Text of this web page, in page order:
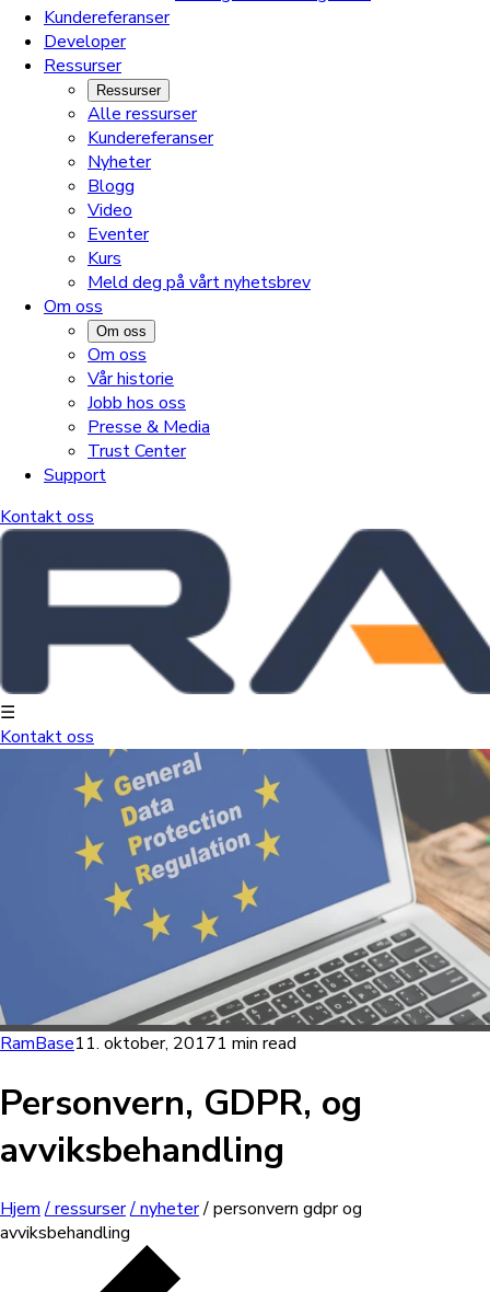
Kundereferanser
Developer
Ressurser
Ressurser
Alle ressurser
Kundereferanser
Nyheter
Blogg
Video
Eventer
Kurs
Meld deg på vårt nyhetsbrev
Om oss
Om oss
Om oss
Vår historie
Jobb hos oss
Presse & Media
Trust Center
Support
Kontakt oss
☰
Kontakt oss
RamBase11. oktober, 20171 min read
Personvern, GDPR, og
avviksbehandling
Hjem / ressurser/ nyheter/ personvern gdpr og
avviksbehandling